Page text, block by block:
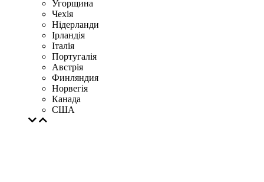
Угорщина
Чехія
Нідерланди
Iрландія
Iталiя
Португалія
Австрія
Финляндия
Норвегія
Канада
США